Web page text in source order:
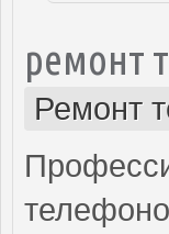
ремонт
Ремонт